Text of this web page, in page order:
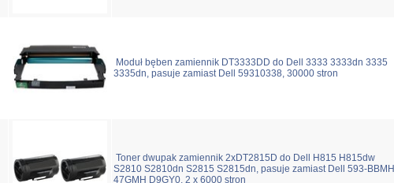
Moduł bęben zamiennik DT3333DD do Dell 3333 3333dn 3335
3335dn, pasuje zamiast Dell 59310338, 30000 stron
Toner dwupak zamiennik 2xDT2815D do Dell H815 H815dw
S2810 S2810dn S2815 S2815dn, pasuje zamiast Dell 593-BBMH
47GMH D9GY0, 2 x 6000 stron